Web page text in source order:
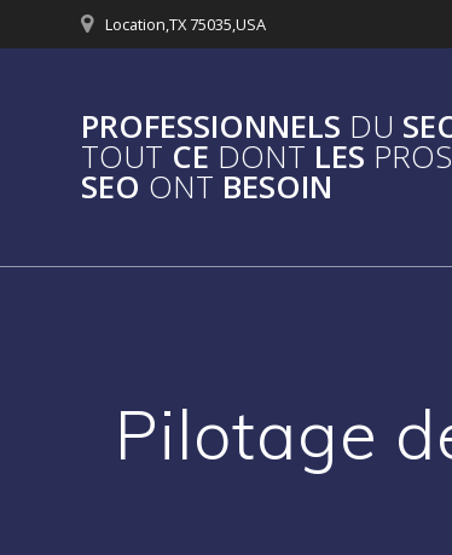
au
Location,TX 75035,USA
PROFESSIONNELS DU
TOUT CE DONT LES PROS
SEO ONT BESOIN
Pilotage